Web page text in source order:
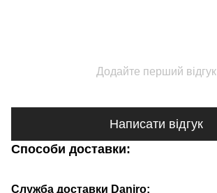
Додайте перший відгук
Написати відгук
Способи доставки:
Служба доставки Daniro: